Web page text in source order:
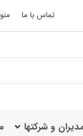
تماس با ما
و شرکتها